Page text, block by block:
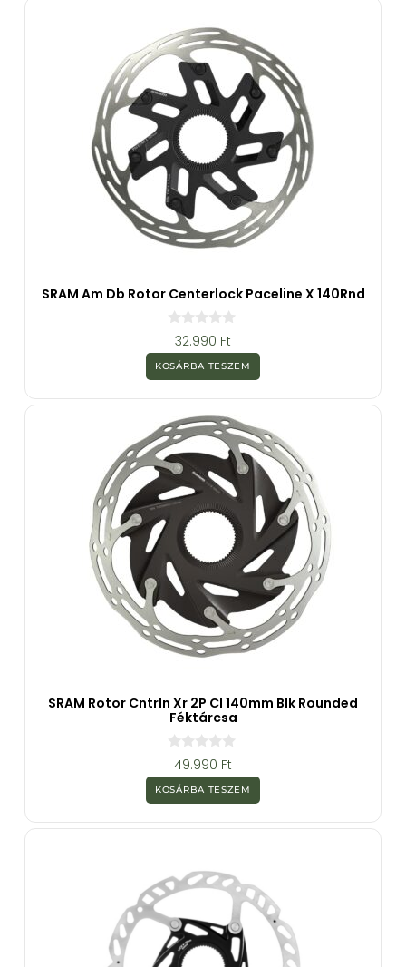
SRAM Am Db Rotor Centerlock Paceline X 140Rnd
z
5
b
l
32.990 Ft
KOSÁRBA TESZEM
SRAM Rotor Cntrln Xr 2P Cl 140mm Blk Rounded
Féktárcsa
z
5
b
49.990 Ft
KOSÁRBA TESZEM